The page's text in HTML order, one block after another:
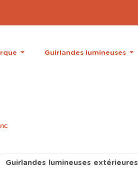
Guirlandes lumineuses
Guirlandes lumineuses extérieures